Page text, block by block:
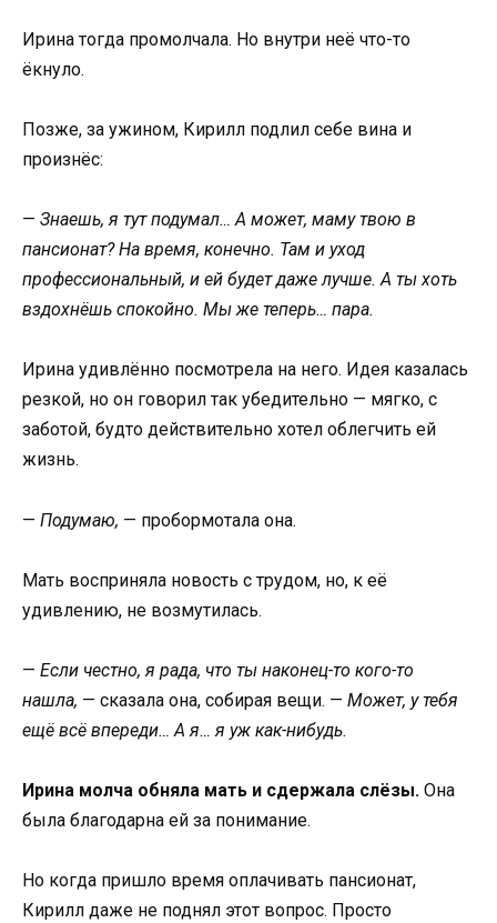
Ирина тогда промолчала. Но внутри неё что-то
ёкнуло.
Позже, за ужином, Кирилл подлил себе вина и
произнёс:
— Знаешь, я тут подумал… А может, маму твою в
пансионат? На время, конечно. Там и уход
профессиональный, и ей будет даже лучше. А ты хоть
вздохнёшь спокойно. Мы же теперь… пара.
Ирина удивлённо посмотрела на него. Идея казалась
резкой, но он говорил так убедительно — мягко, с
заботой, будто действительно хотел облегчить ей
жизнь.
— Подумаю, — пробормотала она.
Мать восприняла новость с трудом, но, к её
удивлению, не возмутилась.
— Если честно, я рада, что ты наконец-то кого-то
нашла, — сказала она, собирая вещи. — Может, у тебя
ещё всё впереди… А я… я уж как-нибудь.
Ирина молча обняла мать и сдержала слёзы. Она
была благодарна ей за понимание.
Но когда пришло время оплачивать пансионат,
Кирилл даже не поднял этот вопрос. Просто